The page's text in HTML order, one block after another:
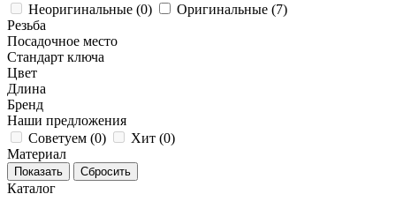
Неоригинальные (0) Оригинальные (7)
Резьба
Посадочное место
Стандарт ключа
Цвет
Длина
Бренд
Наши предложения
Советуем (0) Хит (0)
Материал
Каталог